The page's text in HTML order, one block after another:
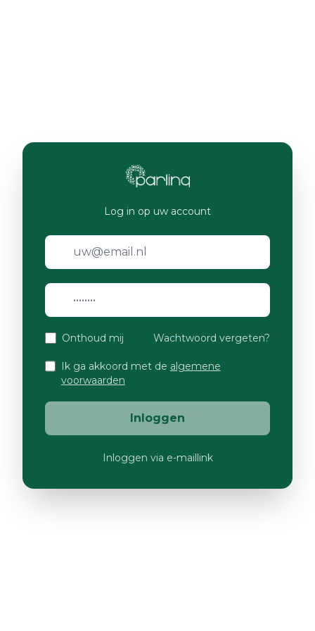
Log in op uw account
Onthoud mij Wachtwoord vergeten?
Ik ga akkoord met de algemene
voorwaarden
Inloggen
Inloggen via e-maillink